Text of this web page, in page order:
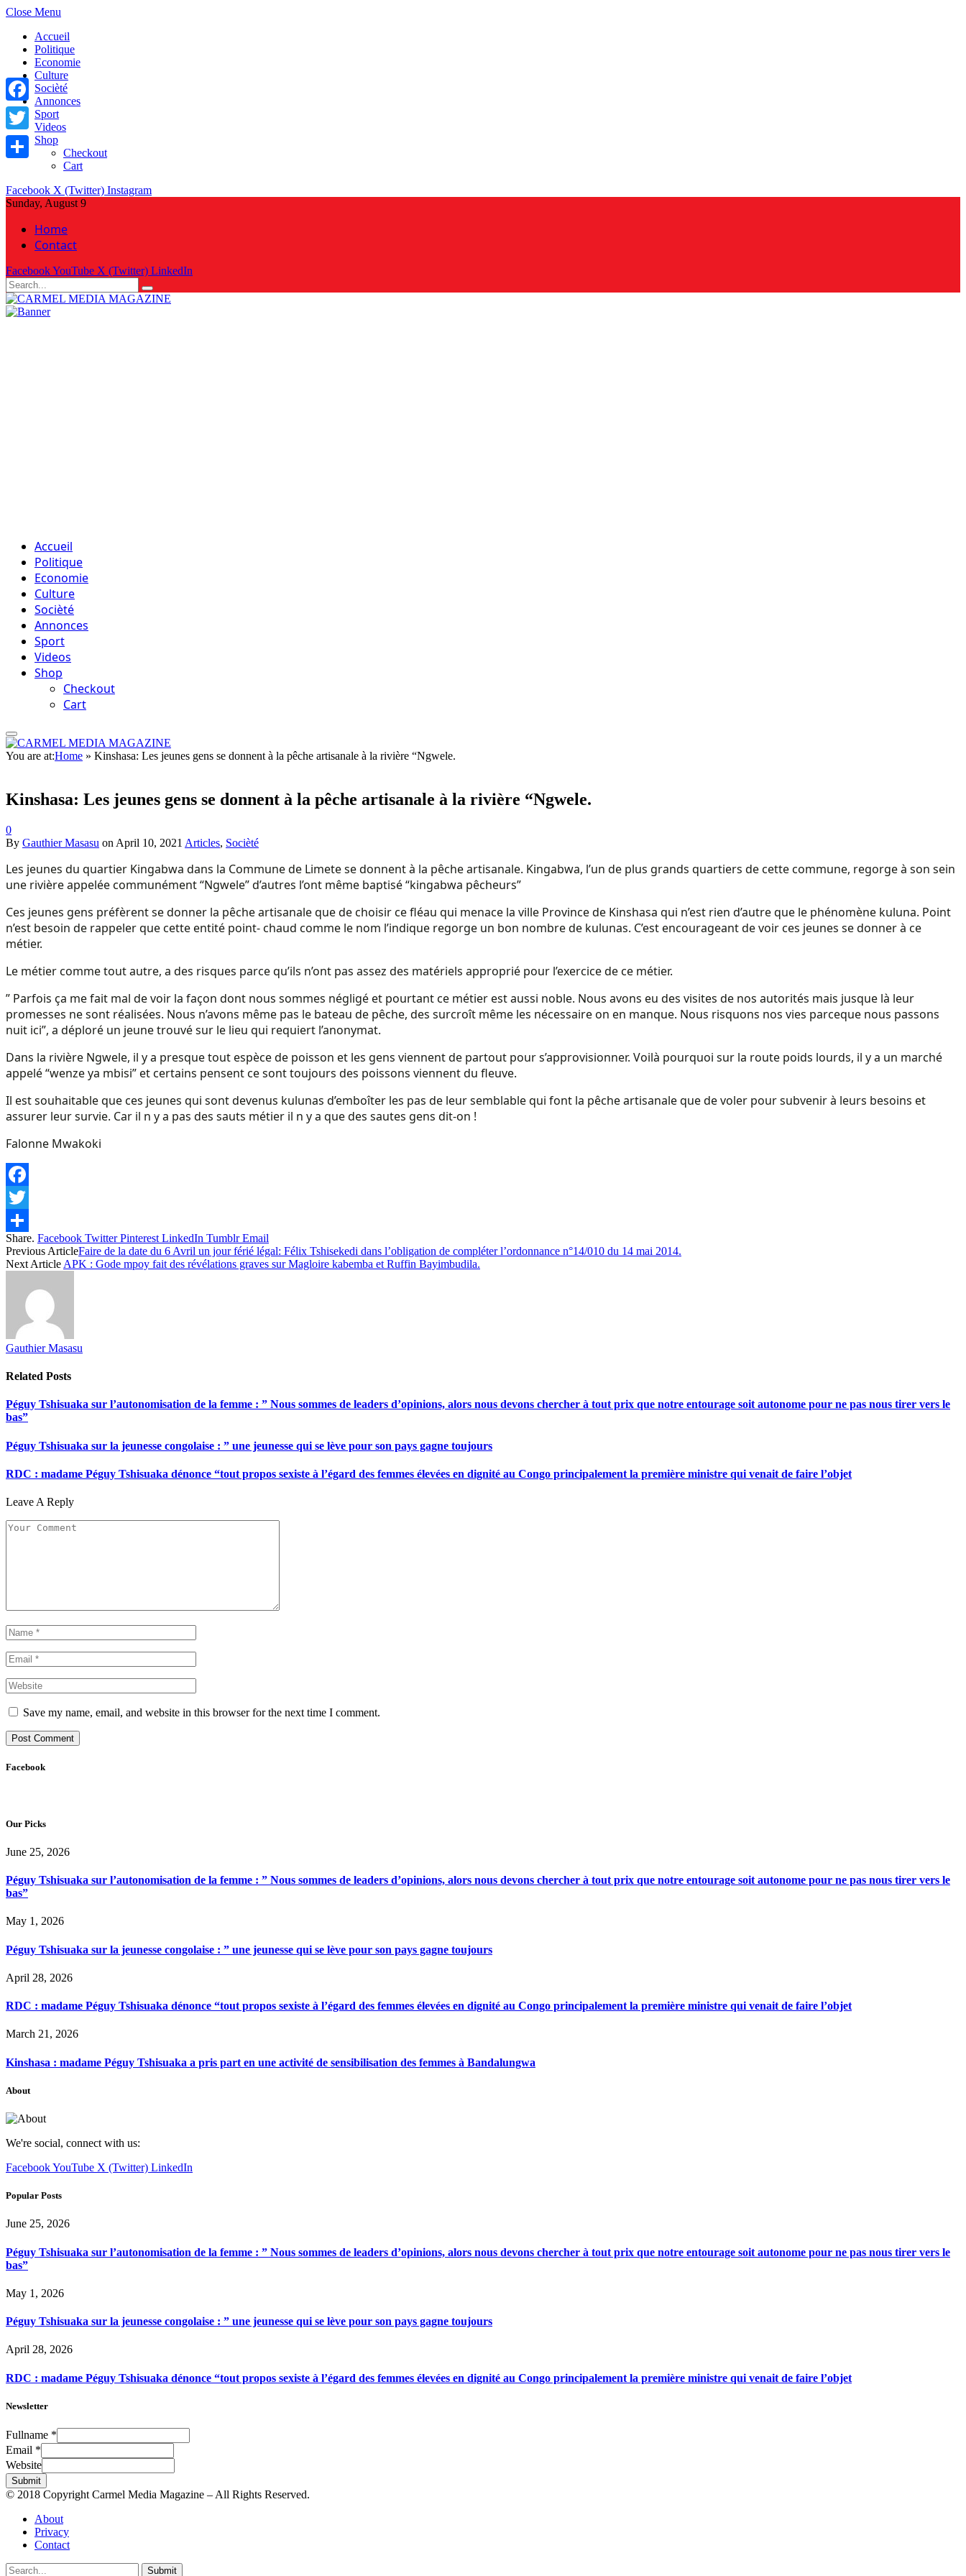
Close Menu
Accueil
Politique
Economie
Culture
Socièté
Annonces
Sport
Videos
Shop
Checkout
Cart
Facebook X (Twitter) Instagram
Sunday, August 9
Home
Contact
FacebookYouTube X (Twitter) LinkedIn
Accueil
Politique
Economie
Culture
Socièté
Annonces
Sport
Videos
Shop
Checkout
Cart
You are at:Home » Kinshasa: Les jeunes gens se donnent à la pêche artisanale à la rivière “Ngwele.
Kinshasa: Les jeunes gens se donnent à la pêche artisanale à la rivière “Ngwele.
0
By Gauthier Masasu on April 10, 2021 Articles, Socièté
Les jeunes du quartier Kingabwa dans la Commune de Limete se donnent à la pêche artisanale. Kingabwa, l’un de plus grands quartiers de cette commune, regorge à son sein
une rivière appelée communément “Ngwele” d’autres l’ont même baptisé “kingabwa pêcheurs”
Ces jeunes gens préfèrent se donner la pêche artisanale que de choisir ce fléau qui menace la ville Province de Kinshasa qui n’est rien d’autre que le phénomène kuluna. Point
n’est besoin de rappeler que cette entité point- chaud comme le nom l’indique regorge un bon nombre de kulunas. C’est encourageant de voir ces jeunes se donner à ce
métier.
Le métier comme tout autre, a des risques parce qu’ils n’ont pas assez des matériels approprié pour l’exercice de ce métier.
” Parfois ça me fait mal de voir la façon dont nous sommes négligé et pourtant ce métier est aussi noble. Nous avons eu des visites de nos autorités mais jusque là leur
promesses ne sont réalisées. Nous n’avons même pas le bateau de pêche, des surcroît même les nécessaire on en manque. Nous risquons nos vies parceque nous passons
nuit ici”, a déploré un jeune trouvé sur le lieu qui requiert l’anonymat.
Dans la rivière Ngwele, il y a presque tout espèce de poisson et les gens viennent de partout pour s’approvisionner. Voilà pourquoi sur la route poids lourds, il y a un marché
appelé “wenze ya mbisi” et certains pensent ce sont toujours des poissons viennent du fleuve.
Il est souhaitable que ces jeunes qui sont devenus kulunas d’emboîter les pas de leur semblable qui font la pêche artisanale que de voler pour subvenir à leurs besoins et
assurer leur survie. Car il n y a pas des sauts métier il n y a que des sautes gens dit-on !
Falonne Mwakoki
Facebook
Twitter
Share
Share. Facebook Twitter Pinterest LinkedIn Tumblr Email
Previous ArticleFaire de la date du 6 Avril un jour férié légal: Félix Tshisekedi dans l’obligation de compléter l’ordonnance n°14/010 du 14 mai 2014.
Next Article APK : Gode mpoy fait des révélations graves sur Magloire kabemba et Ruffin Bayimbudila.
Gauthier Masasu
Related Posts
Péguy Tshisuaka sur l’autonomisation de la femme : ” Nous sommes de leaders d’opinions, alors nous devons chercher à tout prix que notre entourage soit autonome pour ne pas nous tirer vers le
bas”
Péguy Tshisuaka sur la jeunesse congolaise : ” une jeunesse qui se lève pour son pays gagne toujours
RDC : madame Péguy Tshisuaka dénonce “tout propos sexiste à l’égard des femmes élevées en dignité au Congo principalement la première ministre qui venait de faire l’objet
Leave A Reply
Save my name, email, and website in this browser for the next time I comment.
Facebook
Our Picks
June 25, 2026
Péguy Tshisuaka sur l’autonomisation de la femme : ” Nous sommes de leaders d’opinions, alors nous devons chercher à tout prix que notre entourage soit autonome pour ne pas nous tirer vers le
bas”
May 1, 2026
Péguy Tshisuaka sur la jeunesse congolaise : ” une jeunesse qui se lève pour son pays gagne toujours
April 28, 2026
RDC : madame Péguy Tshisuaka dénonce “tout propos sexiste à l’égard des femmes élevées en dignité au Congo principalement la première ministre qui venait de faire l’objet
March 21, 2026
Kinshasa : madame Péguy Tshisuaka a pris part en une activité de sensibilisation des femmes à Bandalungwa
About
We're social, connect with us:
FacebookYouTube X (Twitter) LinkedIn
Popular Posts
June 25, 2026
Péguy Tshisuaka sur l’autonomisation de la femme : ” Nous sommes de leaders d’opinions, alors nous devons chercher à tout prix que notre entourage soit autonome pour ne pas nous tirer vers le
bas”
May 1, 2026
Péguy Tshisuaka sur la jeunesse congolaise : ” une jeunesse qui se lève pour son pays gagne toujours
April 28, 2026
RDC : madame Péguy Tshisuaka dénonce “tout propos sexiste à l’égard des femmes élevées en dignité au Congo principalement la première ministre qui venait de faire l’objet
Newsletter
Fullname *
Email *
Website
Submit
© 2018 Copyright Carmel Media Magazine – All Rights Reserved.
About
Privacy
Contact
Submit
Facebook
Twitter